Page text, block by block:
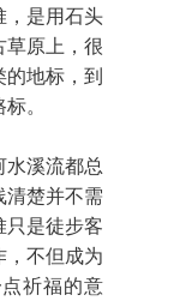
，是用石头
草原上，很
的地标，到
。
溪流都总
清楚并不需
只是徒步客
，不但成为
祈福的意